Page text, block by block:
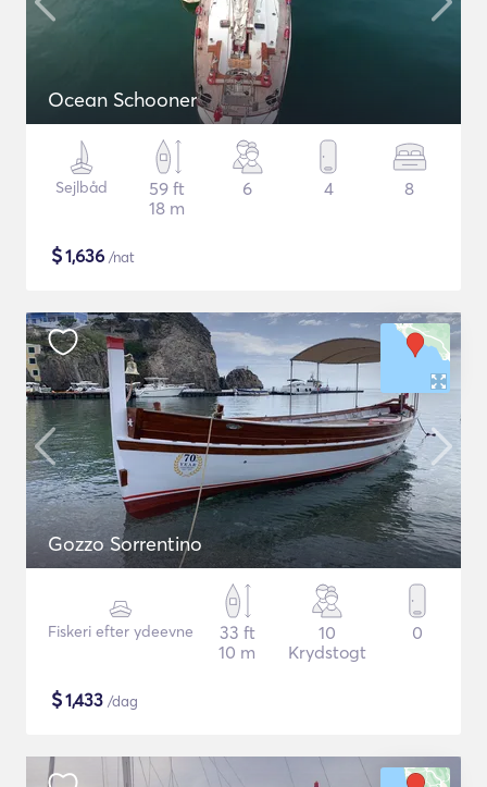
Ocean Schooner
Sejlbåd
59 ft
18 m
6 4 8
$1,636 /nat
Gozzo Sorrentino
Fiskeri efter ydeevne
33 ft
10 m
10
Krydstogt
0
$1,433 /dag